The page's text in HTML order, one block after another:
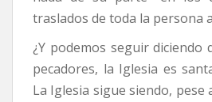
traslados de toda la persona
¿Y podemos seguir diciendo
pecadores, la Iglesia es
La Iglesia sigue siendo, pese